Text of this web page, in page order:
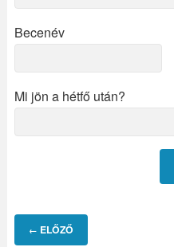
Becenév
Mi jön a hétfő után?
← ELŐZŐ